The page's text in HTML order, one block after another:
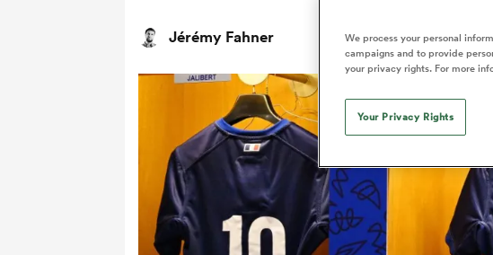
Jérémy Fahner
We process your personal
campaigns and to provide
your privacy rights. For more
Your Privacy Rights